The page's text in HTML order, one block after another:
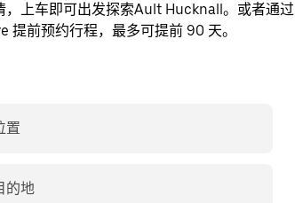
，上车即可出发探索Ault Hucknall。或者通过
提前预约行程，最多可提前 90 天。
置
的地